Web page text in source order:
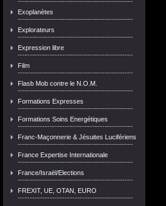
Exoplanètes
Explorateurs
Expression libre
Film
Flasb Mob contre le N.O.M.
Formations Expresses
Formations Soins Energétiques
Franc-Maçonnerie & Jésuites Lucifériens
France Expertise Internationale
France/Israël/Elections
FREXIT, UE, OTAN, EURO